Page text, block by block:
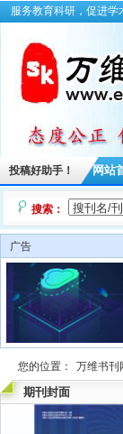
服务教育科研，促进
投稿好助手！ 网站
搜索：
广告
您的位置： 万维书刊
期刊封面